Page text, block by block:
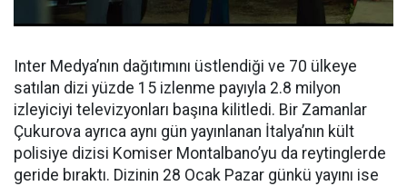
Inter Medya’nın dağıtımını üstlendiği ve 70 ülkeye
satılan dizi yüzde 15 izlenme payıyla 2.8 milyon
izleyiciyi televizyonları başına kilitledi. Bir Zamanlar
Çukurova ayrıca aynı gün yayınlanan İtalya’nın kült
polisiye dizisi Komiser Montalbano’yu da reytinglerde
geride bıraktı. Dizinin 28 Ocak Pazar günkü yayını ise